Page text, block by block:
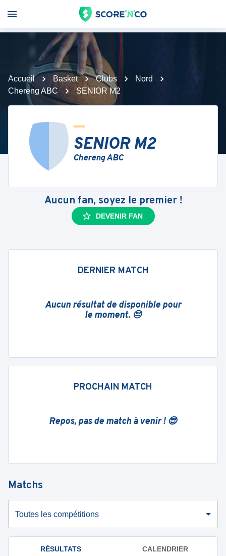
Accueil Basket Clubs
Nord
Chereng ABC
SENIOR M2
SENIOR M2
Chereng ABC
Aucun fan, soyez le premier !
DEVENIR FAN
DERNIER MATCH
Aucun résultat de disponible pour
le moment. 😔
PROCHAIN MATCH
Repos, pas de match à venir ! 😎
Matchs
Toutes les compétitions
RÉSULTATS CALENDRIER